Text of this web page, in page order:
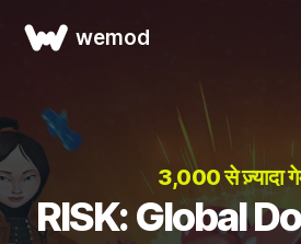
wemod
3,000 से ज़्यादा
RISK: Global